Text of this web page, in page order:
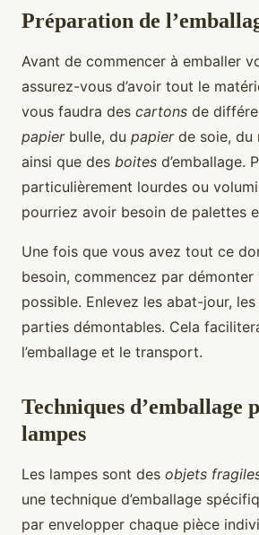
Préparation de
Avant de commencer à emballer
assurez-vous d’avoir tout le
vous faudra des cartons de
papierbulle, du papierde soie, du
ainsi que des boites d’emballage.
particulièrement lourdes ou
pourriez avoir besoin de palettes
Une fois que vous avez tout ce
besoin, commencez par démonter
possible. Enlevez les abat-jour,
parties démontables. Cela
l’emballage et le transport.
Techniques d’emballage
lampes
Les lampes sont des objets
une technique d’emballage
par envelopper chaque pièce